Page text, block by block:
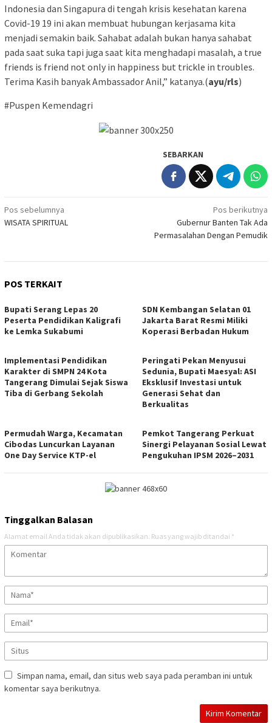
Indonesia dan Singapura di tengah krisis kesehatan karena
Covid-19 19 ini akan membuat hubungan kerjasama kita
menjadi semakin baik. Sahabat adalah bukan hanya sahabat
pada saat suka tapi juga saat kita menghadapi masalah, a true
friends is friend not only in happiness but trickle in troubles.
Terima Kasih banyak Ambassador Anil,” katanya.(ayu/rls)
#Puspen Kemendagri
SEBARKAN
Navigasi
pos
Pos sebelumnya
WISATA SPIRITUAL
Pos berikutnya
Gubernur Banten Tak Ada
Permasalahan Dengan Pemudik
POS TERKAIT
Bupati Serang Lepas 20
Peserta Pendidikan Kaligrafi
ke Lemka Sukabumi
SDN Kembangan Selatan 01
Jakarta Barat Resmi Miliki
Koperasi Berbadan Hukum
Implementasi Pendidikan
Karakter di SMPN 24 Kota
Tangerang Dimulai Sejak Siswa
Tiba di Gerbang Sekolah
Peringati Pekan Menyusui
Sedunia, Bupati Maesyal: ASI
Eksklusif Investasi untuk
Generasi Sehat dan
Berkualitas
Permudah Warga, Kecamatan
Cibodas Luncurkan Layanan
One Day Service KTP-el
Pemkot Tangerang Perkuat
Sinergi Pelayanan Sosial Lewat
Pengukuhan IPSM 2026–2031
Tinggalkan Balasan
Alamat email Anda tidak akan dipublikasikan. Ruas yang wajib ditandai *
Simpan nama, email, dan situs web saya pada peramban ini untuk
komentar saya berikutnya.